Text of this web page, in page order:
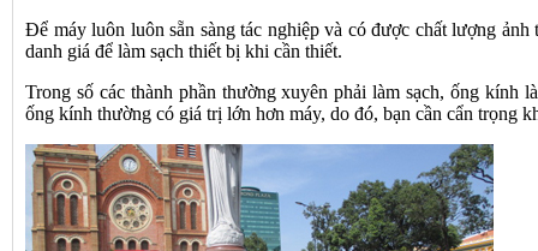
Để máy luôn luôn sẵn sàng tác nghiệp và có được chất lượng
danh giá để làm sạch thiết bị khi cần thiết.
Trong số các thành phần thường xuyên phải làm sạch, ống kính
ống kính thường có giá trị lớn hơn máy, do đó, bạn cần cẩn trọng